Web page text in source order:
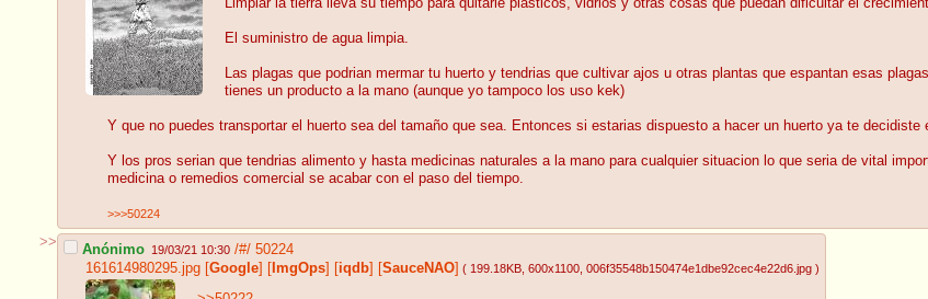
Limpiar la tierra lleva su tiempo para quitarle plasticos, vidrios y otras cosas que puedan dificultar el
El suministro de agua limpia.
Las plagas que podrian mermar tu huerto y tendrias que cultivar ajos u otras plantas que espantan esas
tienes un producto a la mano (aunque yo tampoco los uso kek)
Y que no puedes transportar el huerto sea del tamaño que sea. Entonces si estarias dispuesto a hacer un huerto ya te decidiste
Y los pros serian que tendrias alimento y hasta medicinas naturales a la mano para cualquier situacion lo que seria de vital
medicina o remedios comercial se acabar con el paso del tiempo.
>>>50224
>> Anónimo 19/03/21 10:30 /#/ 50224
161614980295.jpg [Google] [ ImgOps] [iqdb] [SauceNAO] ( 199.18KB , 600x1100 , 006f35548b150474e1dbe92cec4e22d6.jpg )